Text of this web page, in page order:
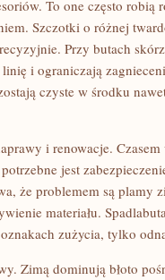
To one często robią
Szczotki o różnej
Przy butach
i ograniczają
czyste w środku
i renowacje.
jest
że problemem są plamy
materiału.
zużycia, tylko
Zimą dominują błoto